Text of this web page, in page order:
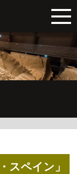
スペイン」